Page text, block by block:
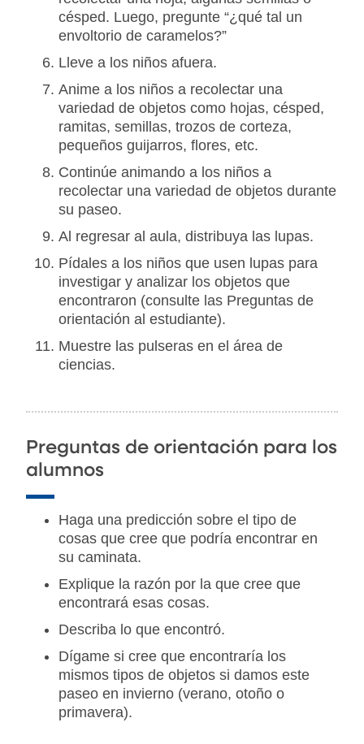
césped. Luego, pregunte “¿qué tal un
envoltorio de caramelos?”
Lleve a los niños afuera.
Anime a los niños a recolectar una
variedad de objetos como hojas, césped,
ramitas, semillas, trozos de corteza,
pequeños guijarros, flores, etc.
Continúe animando a los niños a
recolectar una variedad de objetos durante
su paseo.
Al regresar al aula, distribuya las lupas.
Pídales a los niños que usen lupas para
investigar y analizar los objetos que
encontraron (consulte las Preguntas de
orientación al estudiante).
Muestre las pulseras en el área de
ciencias.
Preguntas de orientación para los
alumnos
Haga una predicción sobre el tipo de
cosas que cree que podría encontrar en
su caminata.
Explique la razón por la que cree que
encontrará esas cosas.
Describa lo que encontró.
Dígame si cree que encontraría los
mismos tipos de objetos si damos este
paseo en invierno (verano, otoño o
primavera).